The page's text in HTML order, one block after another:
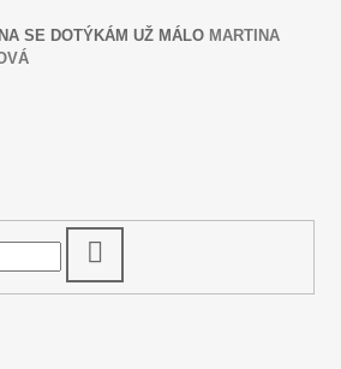
SE DOTÝKÁM UŽ MÁLO MARTINA